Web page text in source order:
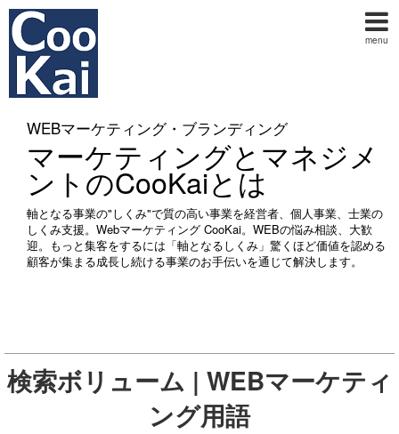
menu
WEBマーケティング・ブランディング
マーケティングとマネジメ
ントのCooKaiとは
軸となる事業の"しくみ"で質の高い事業を経営者、個人事業、士業の
しくみ支援。Webマーケティング CooKai。WEBの悩み相談、大歓
迎。もっと集客をするには「軸となるしくみ」驚くほど価値を認める
顧客が集まる成長し続ける事業のお手伝いを通じて解決します。
検索ボリューム | WEBマーケティ
ング用語